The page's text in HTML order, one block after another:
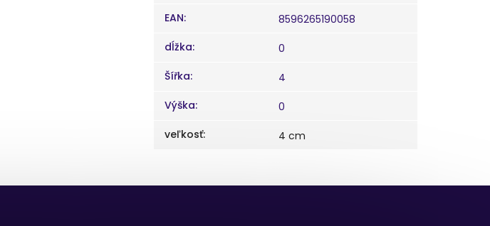
EAN:
8596265190058
dĺžka:
0
Šířka:
4
Výška:
0
veľkosť: 4 cm